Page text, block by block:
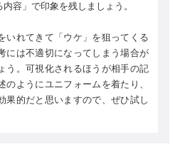
容」で印象を残しましょう。
いれてきて「ウケ」を狙ってくる
には不適切になってしまう場合が
う。可視化されるほうが相手の記
ようにユニフォームを着たり、
果的だと思いますので、ぜひ試し